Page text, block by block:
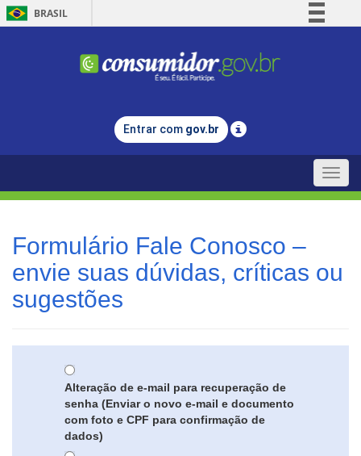
BRASIL
Comunica BR
Legislação
Entrar com gov.br
Toggle
Formulário Fale Conosco –
envie suas dúvidas, críticas ou
sugestões
Alteração de e-mail para recuperação de
senha (Enviar o novo e-mail e documento
com foto e CPF para confirmação de
dados)